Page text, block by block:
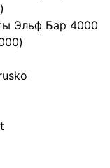
Эльф Бар 4000